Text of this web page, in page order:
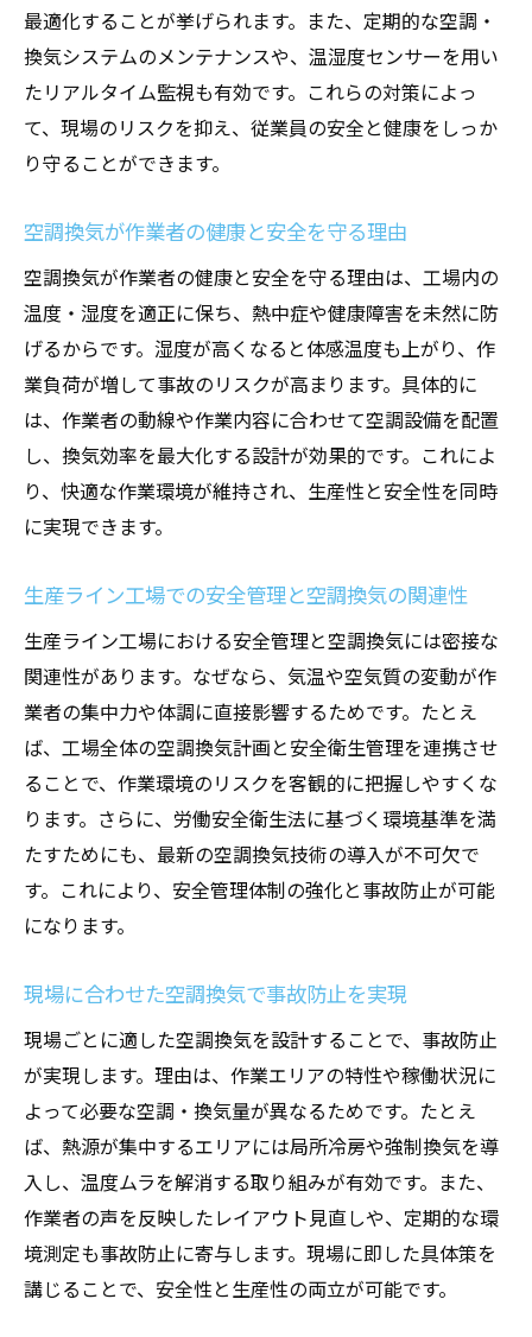
最適化することが挙げられます。また、定期的な空調・
換気システムのメンテナンスや、温湿度センサーを用い
たリアルタイム監視も有効です。これらの対策によっ
て、現場のリスクを抑え、従業員の安全と健康をしっか
り守ることができます。
空調換気が作業者の健康と安全を守る理由
空調換気が作業者の健康と安全を守る理由は、工場内の
温度・湿度を適正に保ち、熱中症や健康障害を未然に防
げるからです。湿度が高くなると体感温度も上がり、作
業負荷が増して事故のリスクが高まります。具体的に
は、作業者の動線や作業内容に合わせて空調設備を配置
し、換気効率を最大化する設計が効果的です。これによ
り、快適な作業環境が維持され、生産性と安全性を同時
に実現できます。
生産ライン工場での安全管理と空調換気の関連性
生産ライン工場における安全管理と空調換気には密接な
関連性があります。なぜなら、気温や空気質の変動が作
業者の集中力や体調に直接影響するためです。たとえ
ば、工場全体の空調換気計画と安全衛生管理を連携させ
ることで、作業環境のリスクを客観的に把握しやすくな
ります。さらに、労働安全衛生法に基づく環境基準を満
たすためにも、最新の空調換気技術の導入が不可欠で
す。これにより、安全管理体制の強化と事故防止が可能
になります。
現場に合わせた空調換気で事故防止を実現
現場ごとに適した空調換気を設計することで、事故防止
が実現します。理由は、作業エリアの特性や稼働状況に
よって必要な空調・換気量が異なるためです。たとえ
ば、熱源が集中するエリアには局所冷房や強制換気を導
入し、温度ムラを解消する取り組みが有効です。また、
作業者の声を反映したレイアウト見直しや、定期的な環
境測定も事故防止に寄与します。現場に即した具体策を
講じることで、安全性と生産性の両立が可能です。